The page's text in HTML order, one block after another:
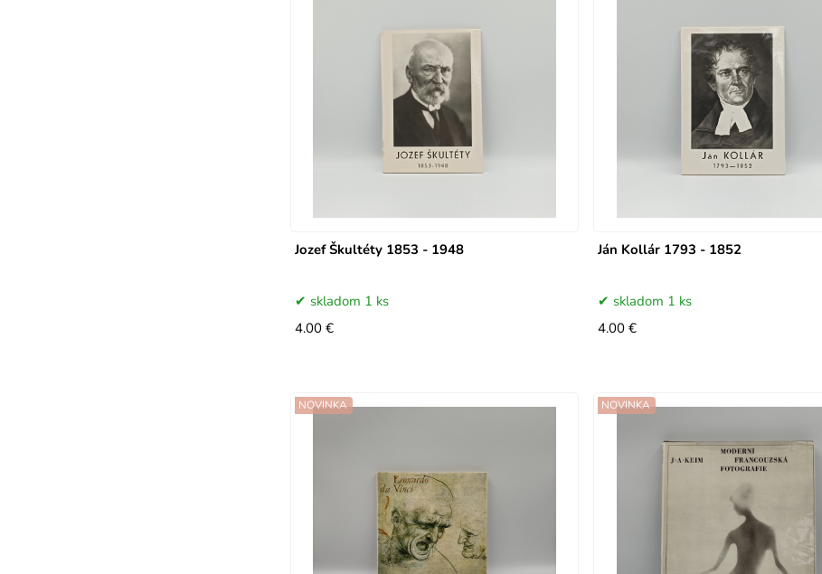
Jozef Škultéty 1853 - 1948
skladom 1 ks
4.00 €
Ján Kollár 1793 - 1852
skladom 1 ks
4.00 €
NOVINKA NOVINKA